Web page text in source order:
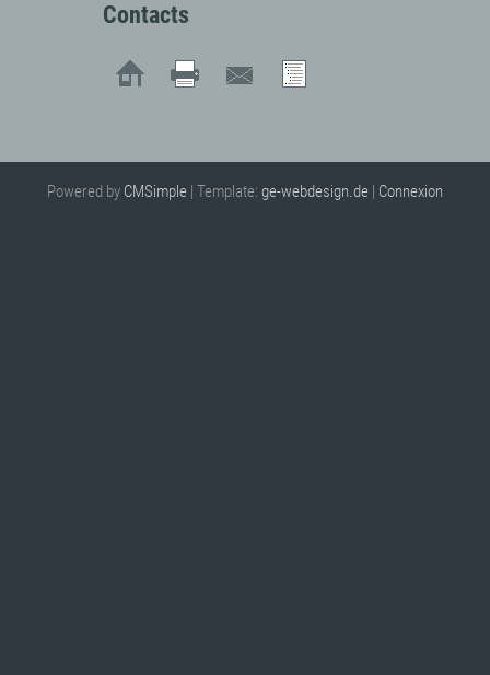
Contacts
Powered by CMSimple | Template: ge-webdesign.de | Connexion